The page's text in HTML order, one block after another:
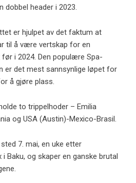
dobbel header i 2023.
er hjulpet av det faktum at
til å være vertskap for en
i 2024. Den populære Spa-
er det mest sannsynlige løpet for
å gjøre plass.
to trippelhoder – Emilia
og USA (Austin)-Mexico-Brasil.
7. mai, en uke etter
i Baku, og skaper en ganske brutal